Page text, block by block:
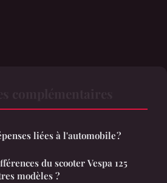
liées à l'automobile ?
du scooter Vespa 125
modèles ?